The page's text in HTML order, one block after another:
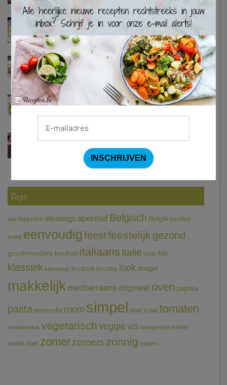
Waterzooi van pladijs met venkel (Colruyt)
Zweedse gehaktballetjes
Courgetti met paprikasaus en halloumi (Sandra Bekkari)
Tags
aardappelen alledaags aperitief Belgisch België cocktail
drank eenvoudigfeestfeestelijk gezond
grootmoeders keuken italiaans Italië kaas kip
klassiek klassieker knoflook kruidig look mager
makkelijk mediterraans origineel oven paprika
pasta peterselie room simpel snel klaar tomaten
tomatensaus vegetarischveggie vis voorgerecht winter
wortel zoet zomerzomers zonnig zuiders